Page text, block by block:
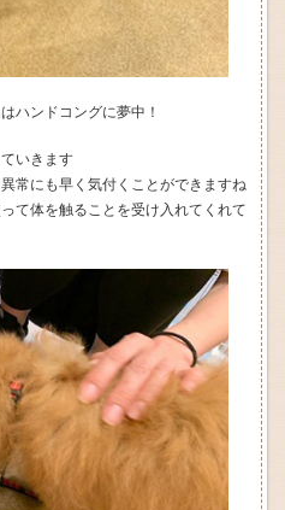
ハンドコングに夢中！
いきます
常にも早く気付くことができますね
て体を触ることを受け入れてくれて